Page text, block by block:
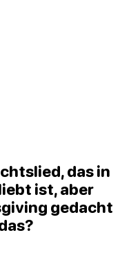
das in
ist, aber
gedacht